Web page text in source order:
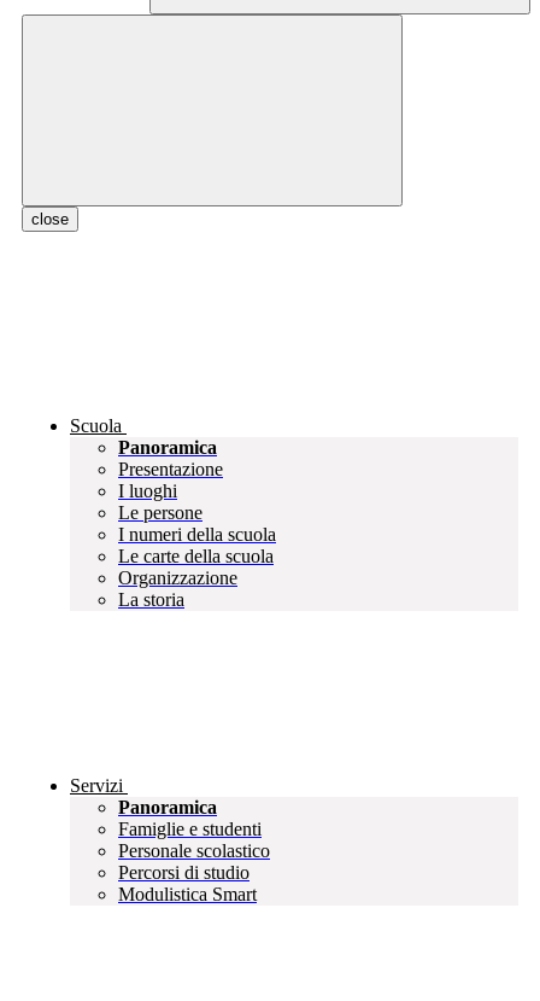
close
Scuola
Panoramica
Presentazione
I luoghi
Le persone
I numeri della scuola
Le carte della scuola
Organizzazione
La storia
Servizi
Panoramica
Famiglie e studenti
Personale scolastico
Percorsi di studio
Modulistica Smart